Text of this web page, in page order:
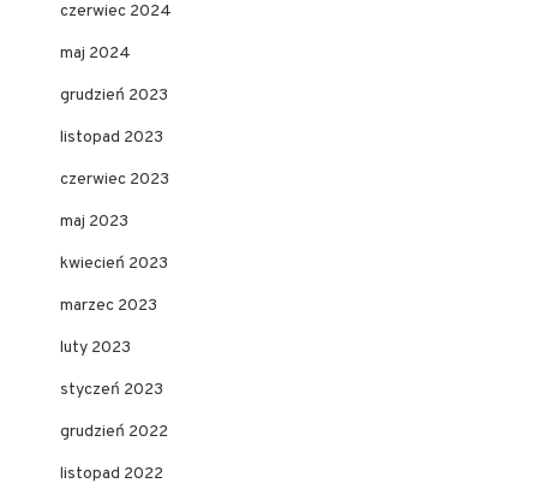
czerwiec 2024
maj 2024
grudzień 2023
listopad 2023
czerwiec 2023
maj 2023
kwiecień 2023
marzec 2023
luty 2023
styczeń 2023
grudzień 2022
listopad 2022